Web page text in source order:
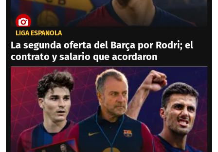
LIGA ESPAÑOLA
La segunda oferta del Barça por Rodri; el
contrato y salario que acordaron